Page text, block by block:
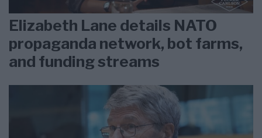
Elizabeth Lane details NATO
propaganda network, bot farms,
and funding streams